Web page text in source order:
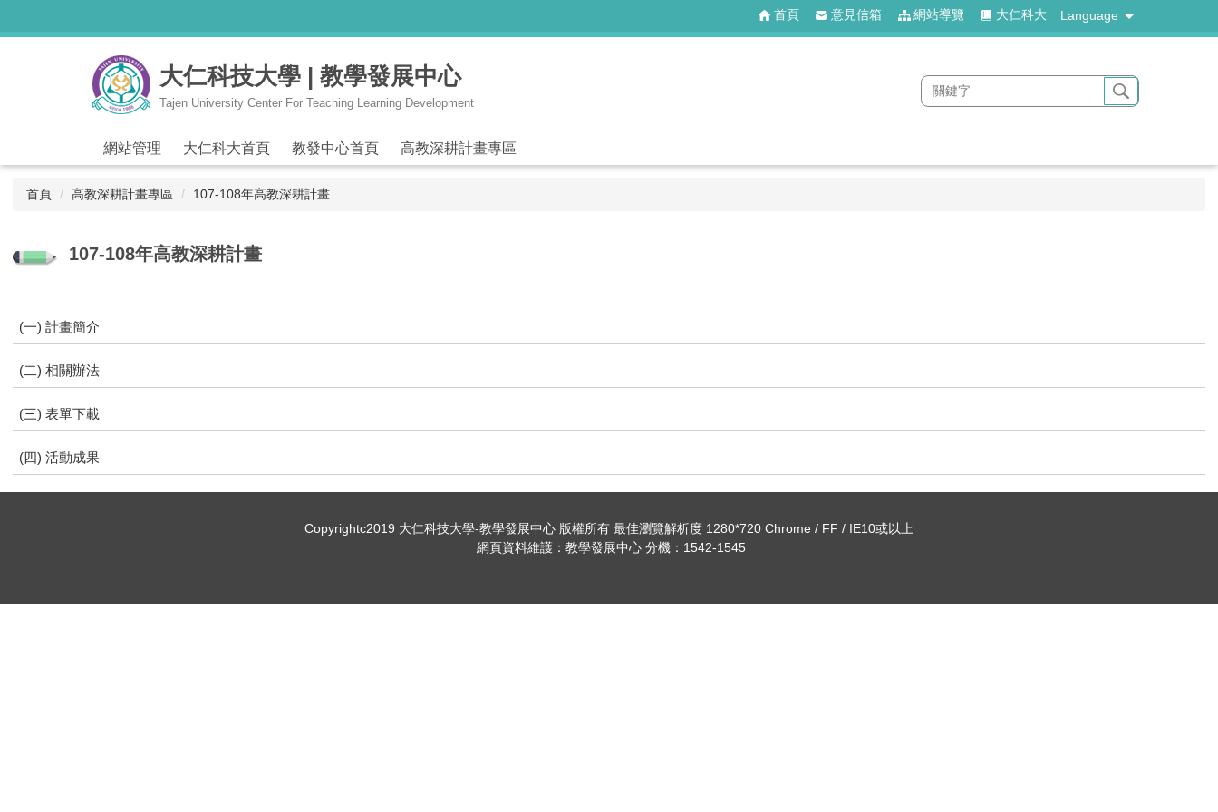
大仁科技大學 | 教學發展中心
Tajen University Center For Teaching Learning Development
首頁 意見信箱 網站導覽 大仁科大 Language
網站管理 大仁科大首頁 教發中心首頁 高教深耕計畫專區
首頁 高教深耕計畫專區 107-108年高教深耕計畫
107-108年高教深耕計畫
(一) 計畫簡介
(二) 相關辦法
(三) 表單下載
(四) 活動成果
Copyrightc2019 大仁科技大學-教學發展中心 版權所有 最佳瀏覽解析度 1280*720 Chrome / FF / IE10或以上
網頁資料維護：教學發展中心 分機：1542-1545